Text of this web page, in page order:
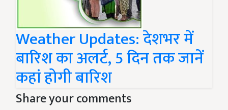
Weather Updates: देशभर में
बारिश का अलर्ट, 5 दिन तक जानें
कहां होगी बारिश
Share your comments